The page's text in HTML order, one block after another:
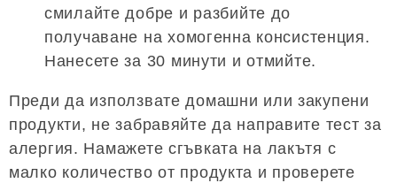
смилайте добре и разбийте до
получаване на хомогенна консистенция.
Нанесете за 30 минути и отмийте.
Преди да използвате домашни или закупени
продукти, не забравяйте да направите тест за
алергия. Намажете сгъвката на лакътя с
малко количество от продукта и проверете